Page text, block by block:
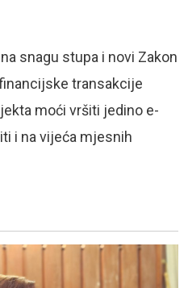
snagu stupa i novi Zakon
transakcije
moći vršiti jedino e-
i na vijeća mjesnih